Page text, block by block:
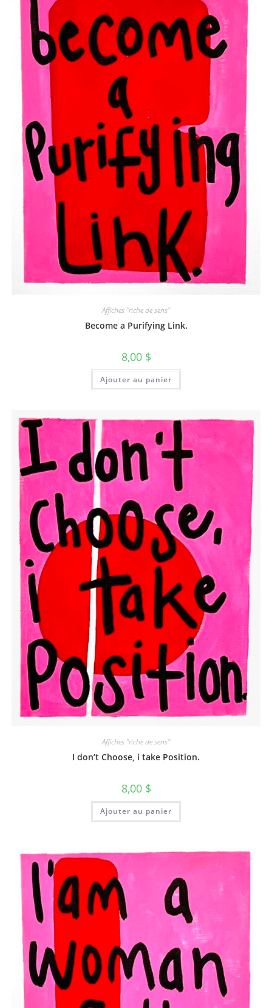
Affiches "riche de sens"
Become a Purifying Link.
8,00 $
Ajouter au panier
Affiches "riche de sens"
I don’t Choose, i take Position.
8,00 $
Ajouter au panier